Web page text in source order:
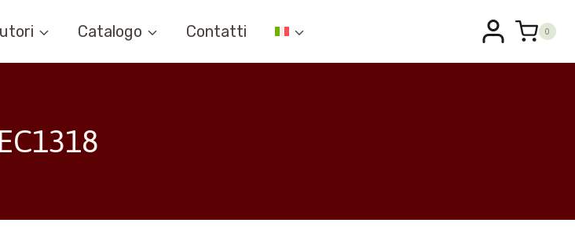
Catalogo Contatti 0
EC1318